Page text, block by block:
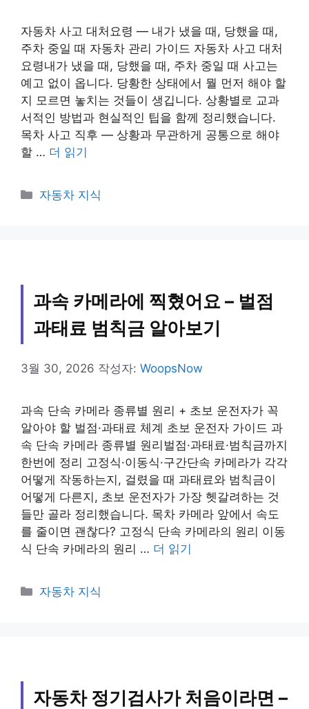
자동차 사고 대처요령 — 내가 냈을 때, 당했을 때,
주차 중일 때 자동차 관리 가이드 자동차 사고 대처
요령내가 냈을 때, 당했을 때, 주차 중일 때 사고는
예고 없이 옵니다. 당황한 상태에서 뭘 먼저 해야 할
지 모르면 놓치는 것들이 생깁니다. 상황별로 교과
서적인 방법과 현실적인 팁을 함께 정리했습니다.
목차 사고 직후 — 상황과 무관하게 공통으로 해야
할 … 더 읽기
카
자동차 지식
과속 카메라에 찍혔어요 – 벌점
과태료 범칙금 알아보기
3월 30, 2026 작성자: WoopsNow
과속 단속 카메라 종류별 원리 + 초보 운전자가 꼭
알아야 할 벌점·과태료 체계 초보 운전자 가이드 과
속 단속 카메라 종류별 원리벌점·과태료·범칙금까지
한번에 정리 고정식·이동식·구간단속 카메라가 각각
어떻게 작동하는지, 걸렸을 때 과태료와 범칙금이
어떻게 다른지, 초보 운전자가 가장 헷갈려하는 것
들만 골라 정리했습니다. 목차 카메라 앞에서 속도
를 줄이면 괜찮다? 고정식 단속 카메라의 원리 이동
식 단속 카메라의 원리 … 더 읽기
카
자동차 지식
자동차 정기검사가 처음이라면 –